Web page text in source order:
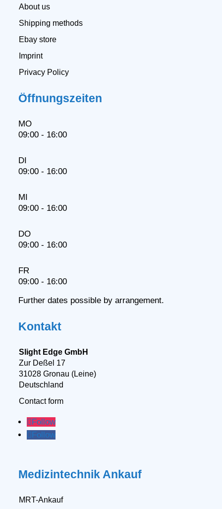
About us
Shipping methods
Ebay store
Imprint
Privacy Policy
Öffnungszeiten
MO
09:00 - 16:00
DI
09:00 - 16:00
MI
09:00 - 16:00
DO
09:00 - 16:00
FR
09:00 - 16:00
Further dates possible by arrangement.
Kontakt
Slight Edge GmbH
Zur Deßel 17
31028 Gronau (Leine)
Deutschland
Contact form
Follow
Follow
Medizintechnik Ankauf
MRT-Ankauf